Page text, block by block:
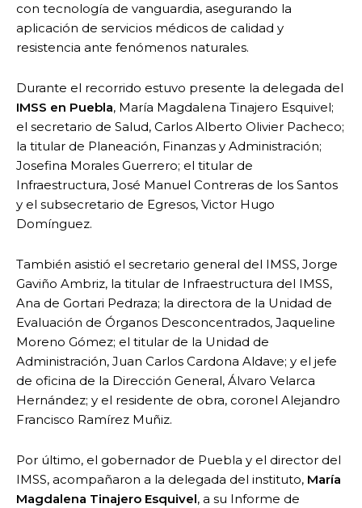
con tecnología de vanguardia, asegurando la
aplicación de servicios médicos de calidad y
resistencia ante fenómenos naturales.
Durante el recorrido estuvo presente la delegada del
IMSS en Puebla, María Magdalena Tinajero Esquivel;
el secretario de Salud, Carlos Alberto Olivier Pacheco;
la titular de Planeación, Finanzas y Administración;
Josefina Morales Guerrero; el titular de
Infraestructura, José Manuel Contreras de los Santos
y el subsecretario de Egresos, Victor Hugo
Domínguez.
También asistió el secretario general del IMSS, Jorge
Gaviño Ambriz, la titular de Infraestructura del IMSS,
Ana de Gortari Pedraza; la directora de la Unidad de
Evaluación de Órganos Desconcentrados, Jaqueline
Moreno Gómez; el titular de la Unidad de
Administración, Juan Carlos Cardona Aldave; y el jefe
de oficina de la Dirección General, Álvaro Velarca
Hernández; y el residente de obra, coronel Alejandro
Francisco Ramírez Muñiz.
Por último, el gobernador de Puebla y el director del
IMSS, acompañaron a la delegada del instituto, María
Magdalena Tinajero Esquivel, a su Informe de